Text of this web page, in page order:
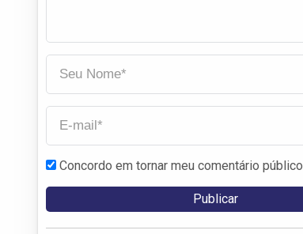
Concordo em tornar meu comentário público